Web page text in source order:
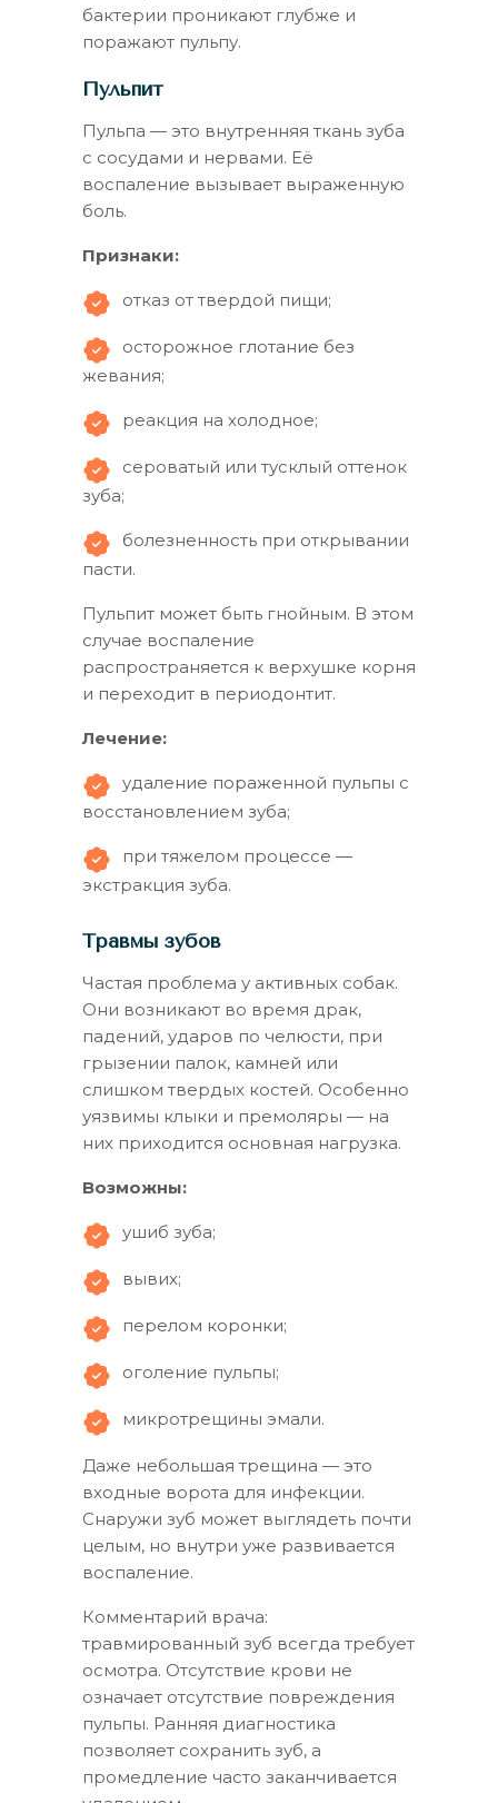
бактерии проникают глубже и
поражают пульпу.
Пульпит
Пульпа — это внутренняя ткань зуба
с сосудами и нервами. Её
воспаление вызывает выраженную
боль.
Признаки:
отказ от твердой пищи;
осторожное глотание без
жевания;
реакция на холодное;
сероватый или тусклый оттенок
зуба;
болезненность при открывании
пасти.
Пульпит может быть гнойным. В этом
случае воспаление
распространяется к верхушке корня
и переходит в периодонтит.
Лечение:
удаление пораженной пульпы с
восстановлением зуба;
при тяжелом процессе —
экстракция зуба.
Травмы зубов
Частая проблема у активных собак.
Они возникают во время драк,
падений, ударов по челюсти, при
грызении палок, камней или
слишком твердых костей. Особенно
уязвимы клыки и премоляры — на
них приходится основная нагрузка.
Возможны:
ушиб зуба;
вывих;
перелом коронки;
оголение пульпы;
микротрещины эмали.
Даже небольшая трещина — это
входные ворота для инфекции.
Снаружи зуб может выглядеть почти
целым, но внутри уже развивается
воспаление.
Комментарий врача:
травмированный зуб всегда требует
осмотра. Отсутствие крови не
означает отсутствие повреждения
пульпы. Ранняя диагностика
позволяет сохранить зуб, а
промедление часто заканчивается